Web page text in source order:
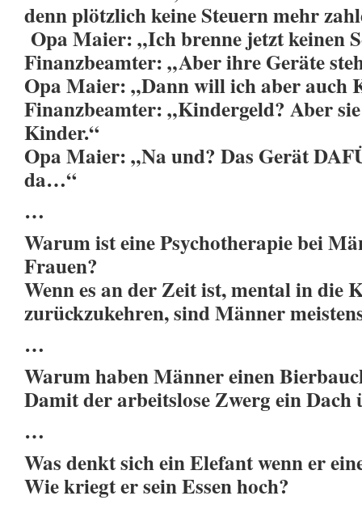
denn plötzlich keine Steuern mehr
Opa Maier: „Ich brenne jetzt keinen
Finanzbeamter: „Aber ihre Geräte
Opa Maier: „Dann will ich aber auch
Finanzbeamter: „Kindergeld? Aber
Kinder.“
Opa Maier: „Na und? Das Gerät
da…“
…
Warum ist eine Psychotherapie bei
Frauen?
Wenn es an der Zeit ist, mental in die
zurückzukehren, sind Männer
…
Warum haben Männer einen
Damit der arbeitslose Zwerg ein
…
Was denkt sich ein Elefant wenn er
Wie kriegt er sein Essen hoch?